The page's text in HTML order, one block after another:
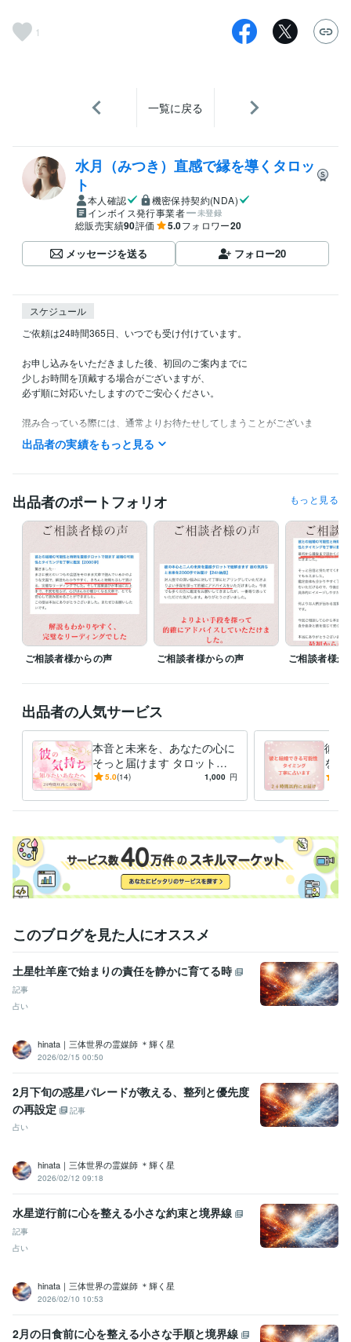
1
一覧に戻る
水月（みつき）直感で縁を導くタロッ
ト
本人確認
機密保持契約(NDA)
インボイス発行事業者
未登録
総販売実績90評価 5.0フォロワー20
メッセージを送る フォロー20
スケジュール
ご依頼は24時間365日、いつでも受け付けています。
お申し込みをいただきました後、初回のご案内までに
少しお時間を頂戴する場合がございますが、
必ず順に対応いたしますのでご安心ください。
混み合っている際には、通常よりお待たせしてしまうことがございま
す。
あなたとのご縁を大切に、誠実に鑑定させていただきます。
【注意事項】
※ 鑑定前にヒアリングとして追加の質問がある場合がございます。
いつでもお気軽にご連絡くださいね。
経験職種
ライフスタイル・その他 / その他 経験年数 : 3年
受賞歴
占い 夢占い: 霊感 タロット
語学力
英語 日常会話レベル
出品者の実績をもっと見る
出品者のポートフォリオ もっと見る
ご相談者様からの声 ご相談者様からの声 ご相談者様か
出品者の人気サービス
本音と未来を、あなたの心に
そっと届けます タロットと
直感で届ける、彼の本音から
5.0(14) 1,000 円
彼と
を霊
る時
このブログを見た人にオススメ
土星牡羊座で始まりの責任を静かに育てる時
記事
占い
hinata｜三体世界の霊媒師 ＊輝く星
2026/02/15 00:50
2月下旬の惑星パレードが教える、整列と優先度
の再設定
記事
占い
hinata｜三体世界の霊媒師 ＊輝く星
2026/02/12 09:18
水星逆行前に心を整える小さな約束と境界線
記事
占い
hinata｜三体世界の霊媒師 ＊輝く星
2026/02/10 10:53
2月の日食前に心を整える小さな手順と境界線